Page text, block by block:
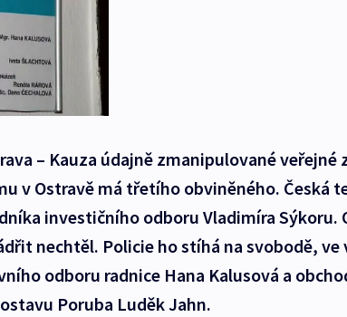
– Kauza údajně zmanipulované
v Ostravě má třetího obviněného. Česká
investičního odboru Vladimíra Sýkoru.
nechtěl. Policie ho stíhá na svobodě, ve
odboru radnice Hana Kalusová a
Poruba Luděk Jahn.